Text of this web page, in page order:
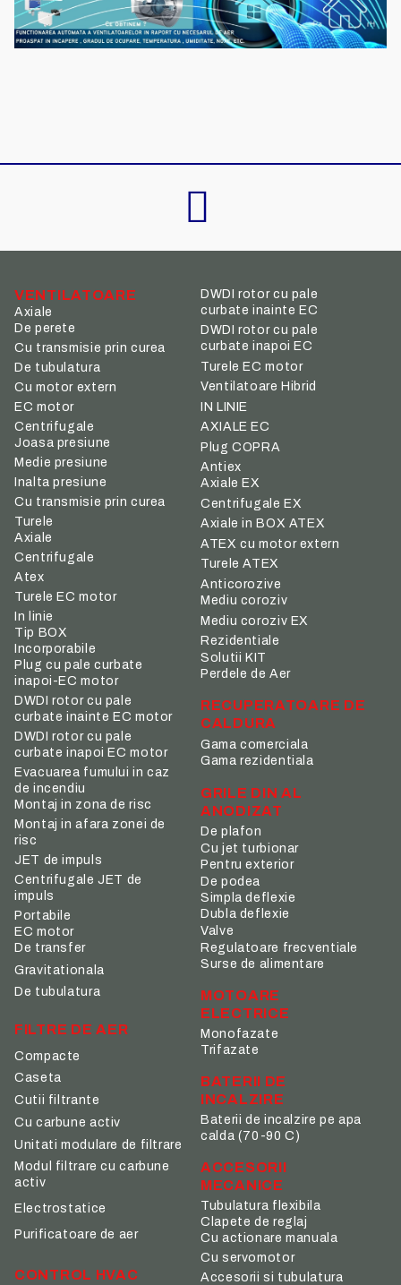
VENTILATOARE
Axiale
De perete
Cu transmisie prin curea
De tubulatura
Cu motor extern
EC motor
Centrifugale
Joasa presiune
Medie presiune
Inalta presiune
Cu transmisie prin curea
Turele
Axiale
Centrifugale
Atex
Turele EC motor
In linie
Tip BOX
Incorporabile
Plug cu pale curbate
inapoi-EC motor
DWDI rotor cu pale
curbate inainte EC motor
DWDI rotor cu pale
curbate inapoi EC motor
Evacuarea fumului in caz
de incendiu
Montaj in zona de risc
Montaj in afara zonei de
risc
JET de impuls
Centrifugale JET de
impuls
Portabile
EC motor
DWDI rotor cu pale
curbate inainte EC
DWDI rotor cu pale
curbate inapoi EC
Turele EC motor
Ventilatoare Hibrid
IN LINIE
AXIALE EC
Plug COPRA
Antiex
Axiale EX
Centrifugale EX
Axiale in BOX ATEX
ATEX cu motor extern
Turele ATEX
Anticorozive
Mediu coroziv
Mediu coroziv EX
Rezidentiale
Solutii KIT
Perdele de Aer
RECUPERATOARE DE
CALDURA
Gama comerciala
Gama rezidentiala
GRILE DIN AL
ANODIZAT
De plafon
Cu jet turbionar
Pentru exterior
De podea
Simpla deflexie
Dubla deflexie
Valve
De transfer
Gravitationala
De tubulatura
FILTRE DE AER
Compacte
Caseta
Cutii filtrante
Cu carbune activ
Unitati modulare de filtrare
Modul filtrare cu carbune
activ
Electrostatice
Purificatoare de aer
CONTROL HVAC
Regulatoare frecventiale
Surse de alimentare
MOTOARE
ELECTRICE
Monofazate
Trifazate
BATERII DE
INCALZIRE
Baterii de incalzire pe apa
calda (70-90 C)
ACCESORII
MECANICE
Tubulatura flexibila
Clapete de reglaj
Cu actionare manuala
Cu servomotor
Accesorii si tubulatura